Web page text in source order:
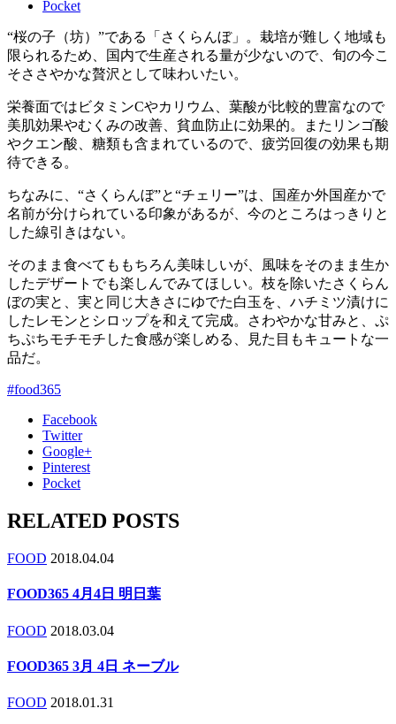
Pocket
“桜の子（坊）”である「さくらんぼ」。栽培が難しく地域も
限られるため、国内で生産される量が少ないので、旬の今こ
そささやかな贅沢として味わいたい。
栄養面ではビタミンCやカリウム、葉酸が比較的豊富なので
美肌効果やむくみの改善、貧血防止に効果的。またリンゴ酸
やクエン酸、糖類も含まれているので、疲労回復の効果も期
待できる。
ちなみに、“さくらんぼ”と“チェリー”は、国産か外国産かで
名前が分けられている印象があるが、今のところはっきりと
した線引きはない。
そのまま食べてももちろん美味しいが、風味をそのまま生か
したデザートでも楽しんでみてほしい。枝を除いたさくらん
ぼの実と、実と同じ大きさにゆでた白玉を、ハチミツ漬けに
したレモンとシロップを和えて完成。さわやかな甘みと、ぷ
ちぷちモチモチした食感が楽しめる、見た目もキュートな一
品だ。
#food365
Facebook
Twitter
Google+
Pinterest
Pocket
RELATED POSTS
FOOD 2018.04.04
FOOD365 4月4日 明日葉
FOOD 2018.03.04
FOOD365 3月 4日 ネーブル
FOOD 2018.01.31